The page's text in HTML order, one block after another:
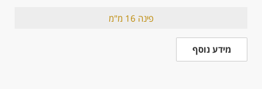
פינה 16 מ"מ
מידע נוסף